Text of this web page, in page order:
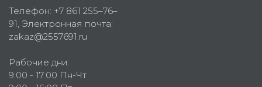
Телефон: +7 861 255–76–
91, Электронная почта:
zakaz@2557691.ru
Рабочие дни:
9:00 - 17:00 Пн-Чт